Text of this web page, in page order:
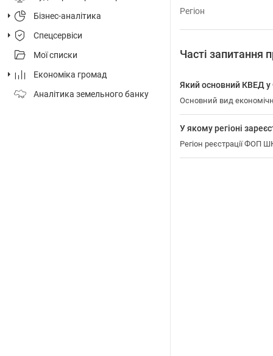
Бізнес-аналітика
Спецсервіси
Мої списки
Економіка громад
Аналітика земельного банку
Регіон
Часті
Який основний
Основний вид
У якому регіоні
Регіон реєстрації